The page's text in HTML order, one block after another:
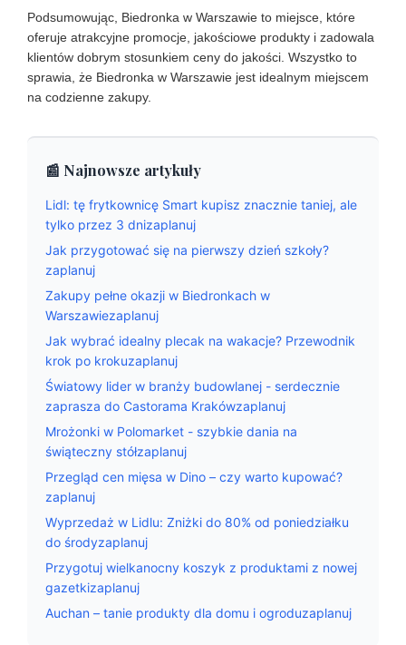
Podsumowując, Biedronka w Warszawie to miejsce, które
oferuje atrakcyjne promocje, jakościowe produkty i zadowala
klientów dobrym stosunkiem ceny do jakości. Wszystko to
sprawia, że Biedronka w Warszawie jest idealnym miejscem
na codzienne zakupy.
📰 Najnowsze artykuły
Lidl: tę frytkownicę Smart kupisz znacznie taniej, ale
tylko przez 3 dnizaplanuj
Jak przygotować się na pierwszy dzień szkoły?
zaplanuj
Zakupy pełne okazji w Biedronkach w
Warszawiezaplanuj
Jak wybrać idealny plecak na wakacje? Przewodnik
krok po krokuzaplanuj
Światowy lider w branży budowlanej - serdecznie
zaprasza do Castorama Krakówzaplanuj
Mrożonki w Polomarket - szybkie dania na
świąteczny stółzaplanuj
Przegląd cen mięsa w Dino – czy warto kupować?
zaplanuj
Wyprzedaż w Lidlu: Zniżki do 80% od poniedziałku
do środyzaplanuj
Przygotuj wielkanocny koszyk z produktami z nowej
gazetkizaplanuj
Auchan – tanie produkty dla domu i ogroduzaplanuj